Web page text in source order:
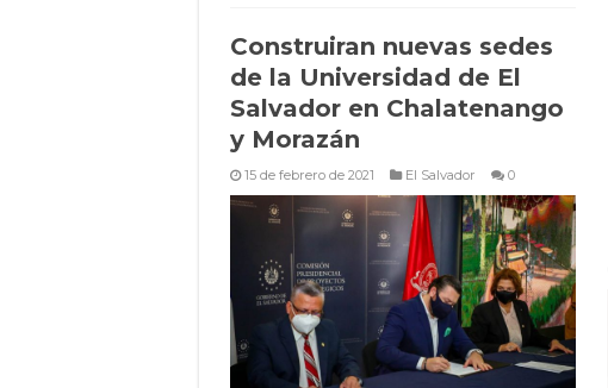
Construiran nuevas sedes
de la Universidad de El
Salvador en Chalatenango
y Morazán
15 de febrero de 2021 El Salvador 0